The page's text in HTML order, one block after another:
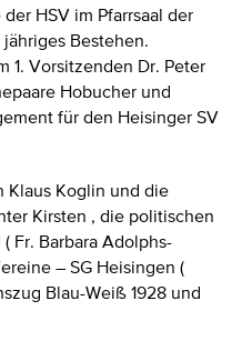
HSV im Pfarrsaal der
Bestehen.
1. Vorsitzenden Dr. Peter
Hobucher und
für den Heisinger SV
Klaus Koglin und die
Kirsten , die politischen
Fr. Barbara Adolphs-
– SG Heisingen (
Blau-Weiß 1928 und